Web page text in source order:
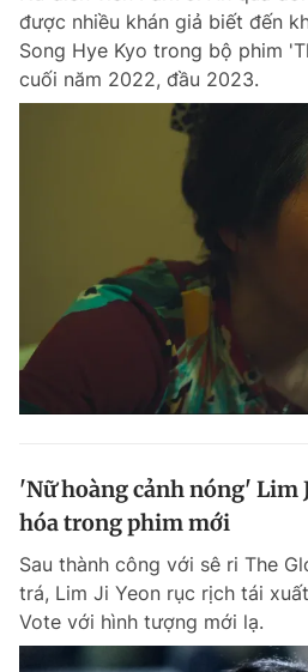
Chuyên mục khác
Chào ngày mới
Sản phẩm khác
Tiện ích
Đọc Thanh Niên trên điện thoại
Tin đã lưu
Tin đã xem
được nhiều khán giả biết đến
Song Hye Kyo trong bộ phim
cuối năm 2022, đầu 2023.
'Nữ hoàng cảnh nóng' Lim
hóa trong phim mới
Sau thành công với sê ri The
trá, Lim Ji Yeon rục rịch tái
Vote với hình tượng mới lạ.